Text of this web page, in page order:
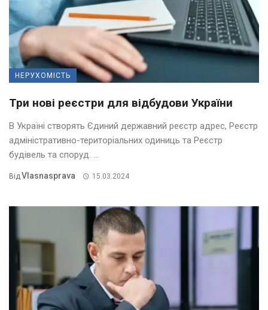
НЕРУХОМІСТЬ
Три нові реєстри для відбудови України
В Україні створять Єдиний державний реєстр адрес, Реєстр
адміністративно-територіальних одиниць та Реєстр
будівель та споруд. ...
ВідVlasnasprava 15.03.2024